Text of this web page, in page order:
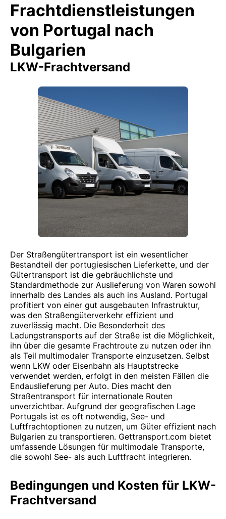
Frachtdienstleistungen
von Portugal nach
Bulgarien
LKW-Frachtversand
Der Straßengütertransport ist ein wesentlicher
Bestandteil der portugiesischen Lieferkette, und der
Gütertransport ist die gebräuchlichste und
Standardmethode zur Auslieferung von Waren sowohl
innerhalb des Landes als auch ins Ausland. Portugal
profitiert von einer gut ausgebauten Infrastruktur,
was den Straßengüterverkehr effizient und
zuverlässig macht. Die Besonderheit des
Ladungstransports auf der Straße ist die Möglichkeit,
ihn über die gesamte Frachtroute zu nutzen oder ihn
als Teil multimodaler Transporte einzusetzen. Selbst
wenn LKW oder Eisenbahn als Hauptstrecke
verwendet werden, erfolgt in den meisten Fällen die
Endauslieferung per Auto. Dies macht den
Straßentransport für internationale Routen
unverzichtbar. Aufgrund der geografischen Lage
Portugals ist es oft notwendig, See- und
Luftfrachtoptionen zu nutzen, um Güter effizient nach
Bulgarien zu transportieren. Gettransport.com bietet
umfassende Lösungen für multimodale Transporte,
die sowohl See- als auch Luftfracht integrieren.
Bedingungen und Kosten für LKW-
Frachtversand